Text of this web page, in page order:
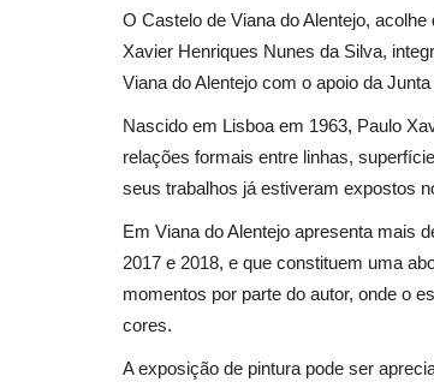
O Castelo de Viana do Alentejo,
Xavier Henriques Nunes da Silva,
Viana do Alentejo com o apoio da
Nascido em Lisboa em 1963, Paulo
relações formais entre linhas,
seus trabalhos já estiveram expostos
Em Viana do Alentejo apresenta mais
2017 e 2018, e que constituem uma
momentos por parte do autor, onde o
cores.
A exposição de pintura pode ser